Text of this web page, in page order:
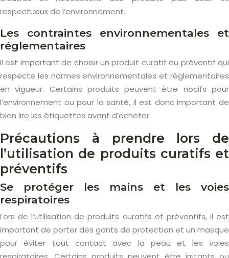
respectueux de l’environnement.
Les contraintes environnementales et
réglementaires
Il est important de choisir un produit curatif ou préventif qui
respecte les normes environnementales et réglementaires
en vigueur. Certains produits peuvent être nocifs pour
l’environnement ou pour la santé, il est donc important de
bien lire les étiquettes avant d’acheter.
Précautions à prendre lors de
l’utilisation de produits curatifs et
préventifs
Se protéger les mains et les voies
respiratoires
Lors de l’utilisation de produits curatifs et préventifs, il est
important de porter des gants de protection et un masque
pour éviter tout contact avec la peau et les voies